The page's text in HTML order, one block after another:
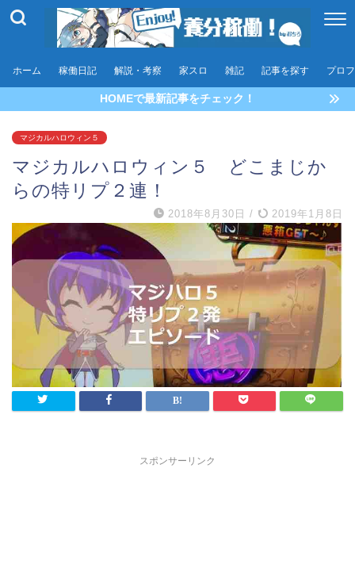
ホーム 稼働日記 解説・考察 家スロ 雑記 記事を探す プロ
HOMEで最新記事をチェック！
マジカルハロウィン５
マジカルハロウィン５ どこまじか
らの特リプ２連！
2018年8月30日 / 2019年1月8日
スポンサーリンク